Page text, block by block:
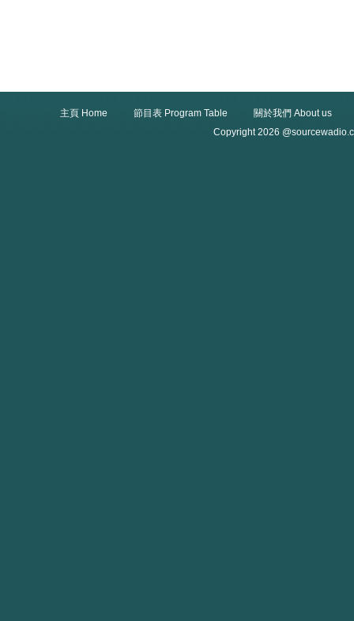
主頁 Home 節目表 Program Table
關於我們 About us
Copyright 2026